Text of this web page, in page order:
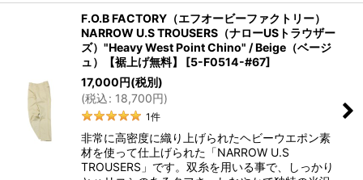
F.O.B FACTORY（エフオービーファクトリー）
NARROW U.S TROUSERS（ナローUSトラウザー
ズ）"Heavy West Point Chino" / Beige（ベージ
ュ）【裾上げ無料】
[5-F0514-#67]
17,000円(税別)
(税込: 18,700円)
1件
非常に高密度に織り上げられたヘビーウエポン素
材を使って仕上げられた「NARROW U.S
TROUSERS」です。双糸を用いる事で、しっかり